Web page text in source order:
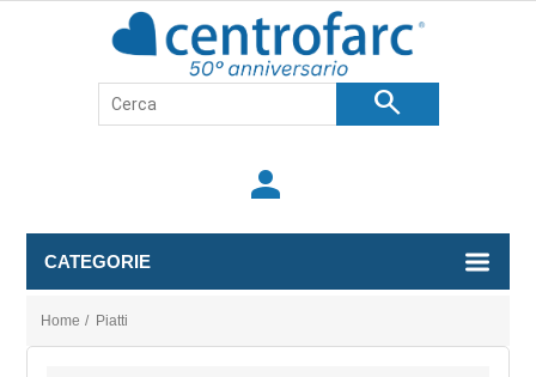
search
person
CATEGORIE
Home / Piatti